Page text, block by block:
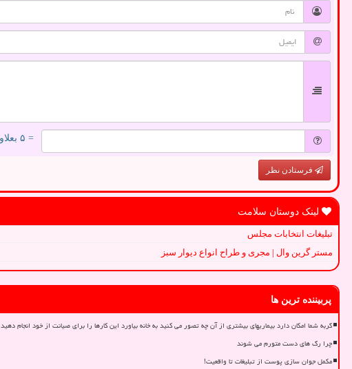
= ۵ بعلاوه ۲
فرستادن نظر
لینک دوستان سلامت
تبلیغات انتخابات مجلس
مستر گرین وال | مجری و طراح انواع دیوار سبز
پربیننده ترین ها
گربه شما امکان دارد بیماریهای بیشتری از آن چه تصور می کنید به خانه بیاورد این کارها را برای صیانت از خود انجام دهید
چرا رگ های دست متورم می شوند
مکمل جوان سازی پوست از تبلیغات تا واقعیت!